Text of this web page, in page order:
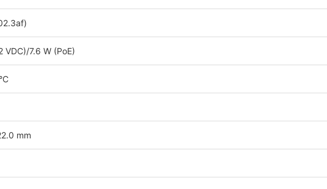
VDC)/7.6 W (PoE)
mm